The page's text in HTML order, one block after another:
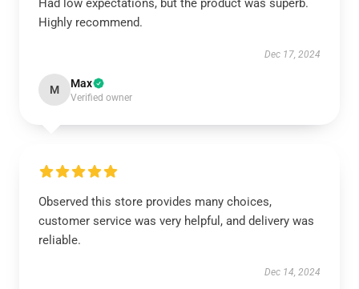
Had low expectations, but the product was superb.
Highly recommend.
Dec 17, 2024
M Max
Verified owner
Observed this store provides many choices,
customer service was very helpful, and delivery was
reliable.
Dec 14, 2024